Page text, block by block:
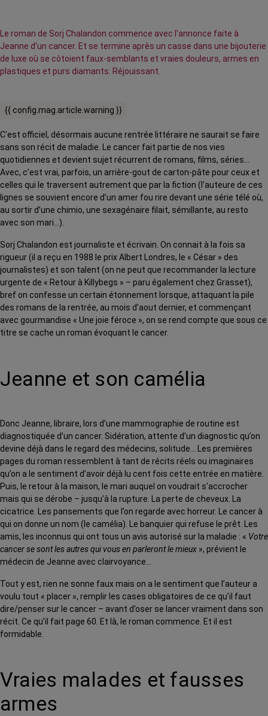
Le roman de Sorj Chalandon commence avec l'annonce faite à
Jeanne d'un cancer. Et se termine après un casse dans une bijouterie
de luxe où se côtoient faux-semblants et vraies douleurs, armes en
plastiques et purs diamants. Réjouissant.
{{ config.mag.article.warning }}
C’est officiel, désormais aucune rentrée littéraire ne saurait se faire
sans son récit de maladie. Le cancer fait partie de nos vies
quotidiennes et devient sujet récurrent de romans, films, séries…
Avec, c’est vrai, parfois, un arrière-gout de carton-pâte pour ceux et
celles qui le traversent autrement que par la fiction (l’auteure de ces
lignes se souvient encore d’un amer fou rire devant une série télé où,
au sortir d’une chimio, une sexagénaire filait, sémillante, au resto
avec son mari…).
Sorj Chalandon est journaliste et écrivain. On connait à la fois sa
rigueur (il a reçu en 1988 le prix Albert Londres, le « César » des
journalistes) et son talent (on ne peut que recommander la lecture
urgente de « Retour à Killybegs » – paru également chez Grasset),
bref on confesse un certain étonnement lorsque, attaquant la pile
des romans de la rentrée, au mois d’aout dernier, et commençant
avec gourmandise « Une joie féroce », on se rend compte que sous ce
titre se cache un roman évoquant le cancer.
Jeanne et son camélia
Donc Jeanne, libraire, lors d’une mammographie de routine est
diagnostiquée d’un cancer. Sidération, attente d’un diagnostic qu’on
devine déjà dans le regard des médecins, solitude… Les premières
pages du roman ressemblent à tant de récits réels ou imaginaires
qu’on a le sentiment d’avoir déjà lu cent fois cette entrée en matière.
Puis, le retour à la maison, le mari auquel on voudrait s’accrocher
mais qui se dérobe – jusqu’à la rupture. La perte de cheveux. La
cicatrice. Les pansements que l’on regarde avec horreur. Le cancer à
qui on donne un nom (le camélia). Le banquier qui refuse le prêt. Les
amis, les inconnus qui ont tous un avis autorisé sur la maladie : « Votre
cancer se sont les autres qui vous en parleront le mieux », prévient le
médecin de Jeanne avec clairvoyance…
Tout y est, rien ne sonne faux mais on a le sentiment que l’auteur a
voulu tout « placer », remplir les cases obligatoires de ce qu’il faut
dire/penser sur le cancer – avant d’oser se lancer vraiment dans son
récit. Ce qu’il fait page 60. Et là, le roman commence. Et il est
formidable.
Vraies malades et fausses
armes